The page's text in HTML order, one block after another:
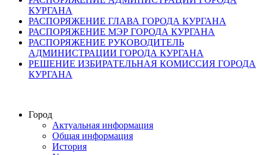
КУРГАНА
РАСПОРЯЖЕНИЕ ГЛАВА ГОРОДА КУРГАНА
РАСПОРЯЖЕНИЕ МЭР ГОРОДА КУРГАНА
РАСПОРЯЖЕНИЕ РУКОВОДИТЕЛЬ
АДМИНИСТРАЦИИ ГОРОДА КУРГАНА
РЕШЕНИЕ ИЗБИРАТЕЛЬНАЯ КОМИССИЯ ГОРОДА
КУРГАНА
Город
Актуальная информация
Общая информация
История